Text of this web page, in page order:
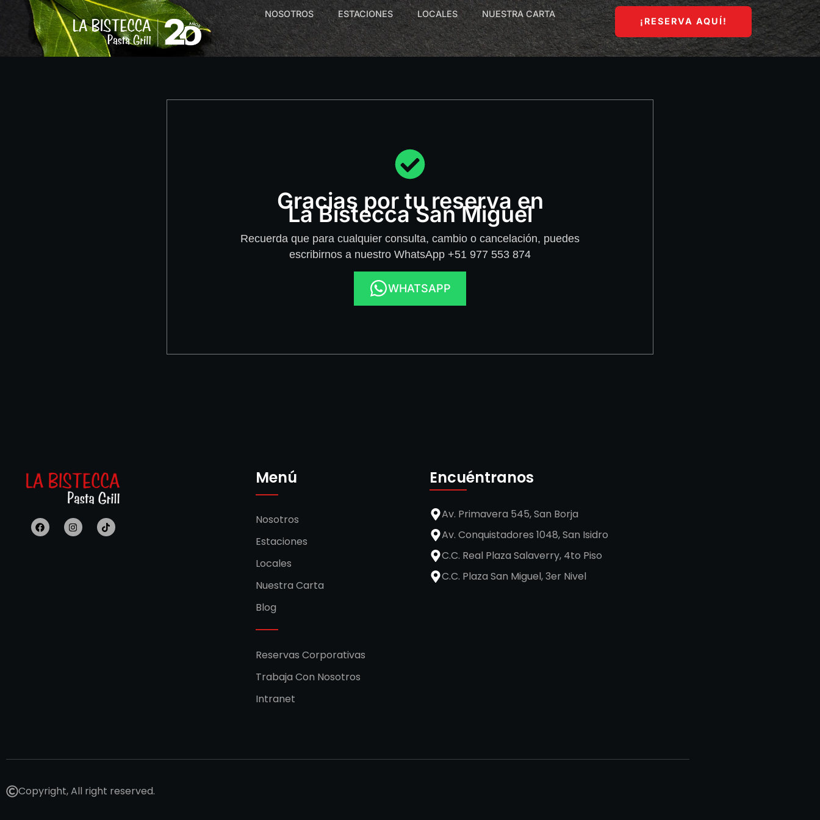
NOSOTROS ESTACIONES LOCALES NUESTRA CARTA
¡RESERVA AQUÍ!
Gracias por tu reserva en
La Bistecca San Miguel
Recuerda que para cualquier consulta, cambio o cancelación, puedes
escribirnos a nuestro WhatsApp +51 977 553 874
WHATSAPP
Menú
Nosotros
Estaciones
Locales
Nuestra Carta
Blog
Reservas Corporativas
Trabaja Con Nosotros
Intranet
Encuéntranos
Av. Primavera 545, San Borja
Av. Conquistadores 1048, San Isidro
C.C. Real Plaza Salaverry, 4to Piso
C.C. Plaza San Miguel, 3er Nivel
Copyright, All right reserved.